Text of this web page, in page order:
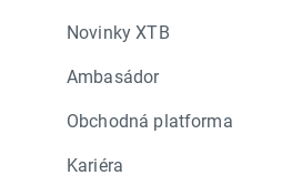
Novinky XTB
Ambasádor
Obchodná platforma
Kariéra